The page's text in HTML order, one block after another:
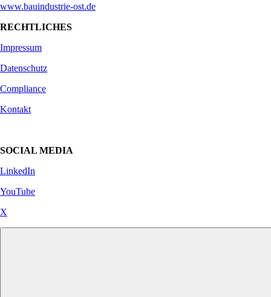
www.bauindustrie-ost.de
RECHTLICHES
Impressum
Datenschutz
Compliance
Kontakt
SOCIAL MEDIA
LinkedIn
YouTube
X